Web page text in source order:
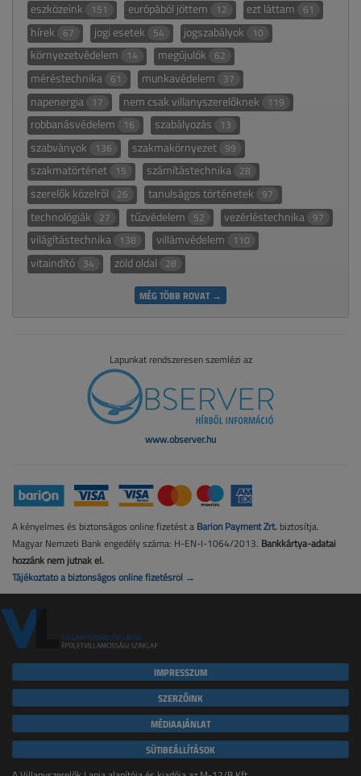
eszközeink 151 európából jöttem 12 ezt láttam 61
hírek 67 jogi esetek 54 jogszabályok 10
környezetvédelem 14 megújulók 62
méréstechnika 61 munkavédelem 37
napenergia 17 nem csak villanyszerelőknek 119
robbanásvédelem 16 szabályozás 13
szabványok 136 szakmakörnyezet 99
szakmatörténet 15 számítástechnika 28
szerelők közelről 26 tanulságos történetek 97
technológiák 27 tűzvédelem 52 vezérléstechnika 97
világítástechnika 138 villámvédelem 110
vitaindító 34 zöld oldal 28
MÉG TÖBB ROVAT →
Lapunkat rendszeresen szemlézi az
www.observer.hu
A kényelmes és biztonságos online fizetést a Barion Payment Zrt. biztosítja.
Magyar Nemzeti Bank engedély száma: H-EN-I-1064/2013. Bankkártya-adatai
hozzánk nem jutnak el.
Tájékoztató a biztonságos online fizetésről →
IMPRESSZUM
SZERZŐINK
MÉDIAAJÁNLAT
SÜTIBEÁLLÍTÁSOK